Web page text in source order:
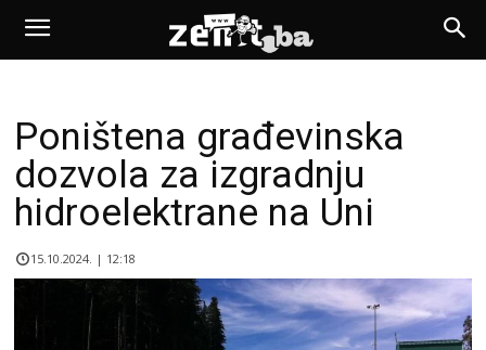
Poništena građevinska
dozvola za izgradnju
hidroelektrane na Uni
15.10.2024. | 12:18